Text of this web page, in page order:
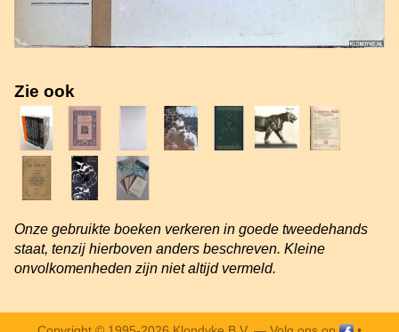
Zie ook
Onze gebruikte boeken verkeren in goede tweedehands
staat, tenzij hierboven anders beschreven. Kleine
onvolkomenheden zijn niet altijd vermeld.